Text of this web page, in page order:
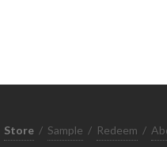
Store / Sample / Redeem /